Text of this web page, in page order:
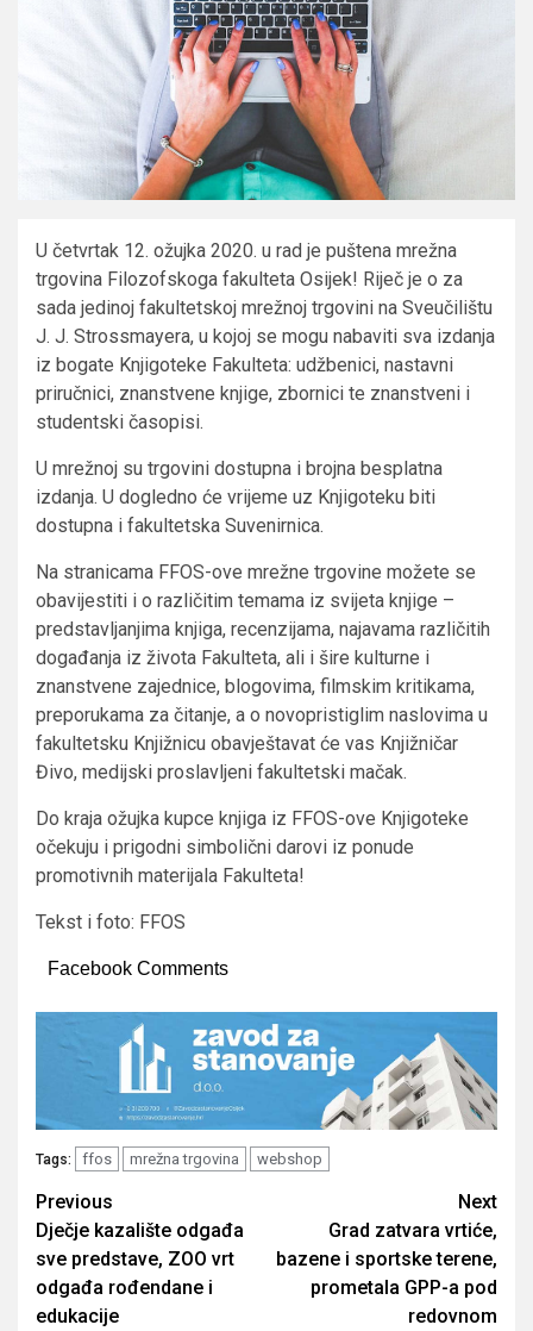
U četvrtak 12. ožujka 2020. u rad je puštena mrežna
trgovina Filozofskoga fakulteta Osijek! Riječ je o za
sada jedinoj fakultetskoj mrežnoj trgovini na Sveučilištu
J. J. Strossmayera, u kojoj se mogu nabaviti sva izdanja
iz bogate Knjigoteke Fakulteta: udžbenici, nastavni
priručnici, znanstvene knjige, zbornici te znanstveni i
studentski časopisi.
U mrežnoj su trgovini dostupna i brojna besplatna
izdanja. U dogledno će vrijeme uz Knjigoteku biti
dostupna i fakultetska Suvenirnica.
Na stranicama FFOS-ove mrežne trgovine možete se
obavijestiti i o različitim temama iz svijeta knjige –
predstavljanjima knjiga, recenzijama, najavama različitih
događanja iz života Fakulteta, ali i šire kulturne i
znanstvene zajednice, blogovima, filmskim kritikama,
preporukama za čitanje, a o novopristiglim naslovima u
fakultetsku Knjižnicu obavještavat će vas Knjižničar
Đivo, medijski proslavljeni fakultetski mačak.
Do kraja ožujka kupce knjiga iz FFOS-ove Knjigoteke
očekuju i prigodni simbolični darovi iz ponude
promotivnih materijala Fakulteta!
Tekst i foto: FFOS
Facebook Comments
Tags: ffos mrežna trgovina webshop
Post
navigation
Previous
Dječje kazalište odgađa
sve predstave, ZOO vrt
odgađa rođendane i
edukacije
Next
Grad zatvara vrtiće,
bazene i sportske terene,
prometala GPP-a pod
redovnom